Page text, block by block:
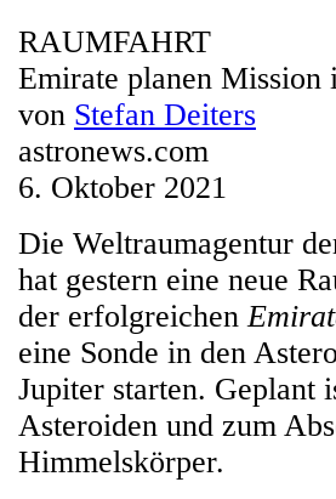
RAUMFAHRT
Emirate planen Mission
von Stefan Deiters
astronews.com
6. Oktober 2021
Die Weltraumagentur
hat gestern eine neue
der erfolgreichen
eine Sonde in den
Jupiter starten. Geplant
Asteroiden und zum
Himmelskörper.